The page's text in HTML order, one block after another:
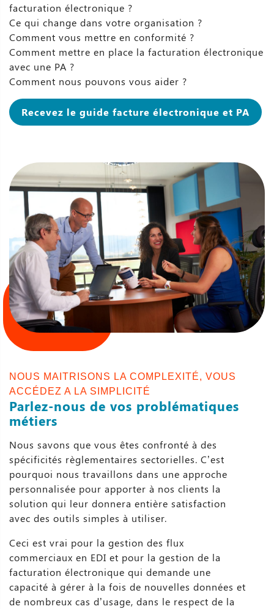
facturation électronique ?
Ce qui change dans votre organisation ?
Comment vous mettre en conformité ?
Comment mettre en place la facturation électronique
avec une PA ?
Comment nous pouvons vous aider ?
Recevez le guide facture électronique et PA
NOUS MAITRISONS LA COMPLEXITÉ, VOUS
ACCÉDEZ A LA SIMPLICITÉ
Parlez-nous de vos problématiques
métiers
Nous savons que vous êtes confronté à des
spécificités règlementaires sectorielles. C’est
pourquoi nous travaillons dans une approche
personnalisée pour apporter à nos clients la
solution qui leur donnera entière satisfaction
avec des outils simples à utiliser.
Ceci est vrai pour la gestion des flux
commerciaux en EDI et pour la gestion de la
facturation électronique qui demande une
capacité à gérer à la fois de nouvelles données et
de nombreux cas d’usage, dans le respect de la